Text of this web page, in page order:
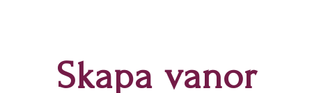
Skapa vanor